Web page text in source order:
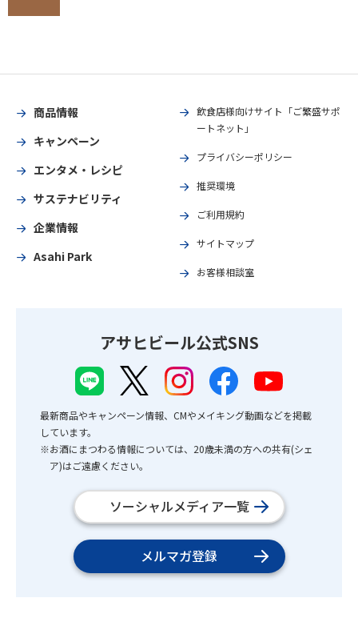
商品情報
キャンペーン
エンタメ・レシピ
サステナビリティ
企業情報
Asahi Park
飲食店様向けサイト「ご繁盛サポ
ートネット」
プライバシーポリシー
推奨環境
ご利用規約
サイトマップ
お客様相談室
アサヒビール公式SNS
最新商品やキャンペーン情報、CMやメイキング動画などを掲載
しています。
※お酒にまつわる情報については、20歳未満の方への共有(シェ
ア)はご遠慮ください。
ソーシャルメディア一覧
メルマガ登録